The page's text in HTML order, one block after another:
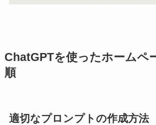
ChatGPTを使ったホームペ
順
適切なプロンプトの作成方法